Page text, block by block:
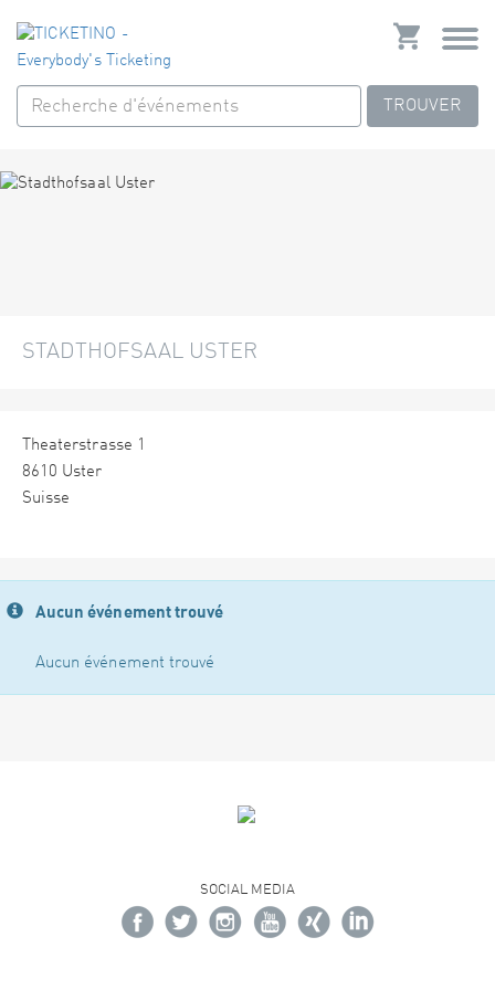
TROUVER
STADTHOFSAAL USTER
Theaterstrasse 1
8610 Uster
Suisse
Aucun événement trouvé
Aucun événement trouvé
SOCIAL MEDIA